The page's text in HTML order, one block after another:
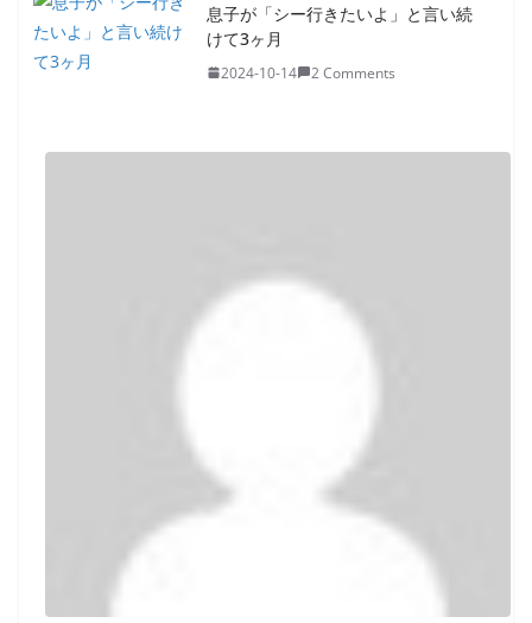
息子が「シー行きたいよ」と言い続
けて3ヶ月
2024-10-14 2 Comments